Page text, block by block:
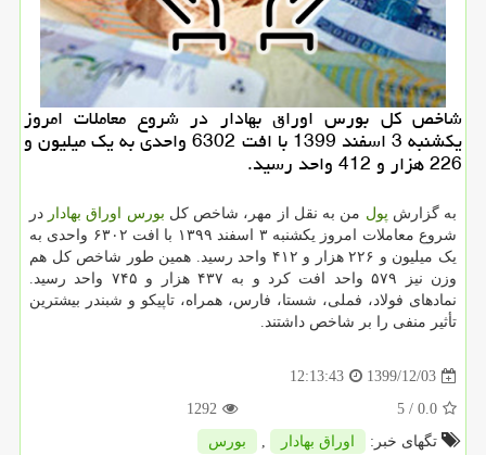
شاخص کل بورس اوراق بهادار در شروع معاملات امروز
یکشنبه 3 اسفند 1399 با افت 6302 واحدی به یک میلیون و
226 هزار و 412 واحد رسید.
به گزارش پول من به نقل از مهر، شاخص کل بورس اوراق بهادار در
شروع معاملات امروز یکشنبه ۳ اسفند ۱۳۹۹ با افت ۶۳۰۲ واحدی به
یک میلیون و ۲۲۶ هزار و ۴۱۲ واحد رسید. همین طور شاخص کل هم
وزن نیز ۵۷۹ واحد افت کرد و به ۴۳۷ هزار و ۷۴۵ واحد رسید.
نمادهای فولاد، فملی، شستا، فارس، همراه، تاپیکو و شبندر بیشترین
تأثیر منفی را بر شاخص داشتند.
1399/12/03
12:13:43
0.0
/ 5
1292
تگهای خبر:
اوراق بهادار , بورس